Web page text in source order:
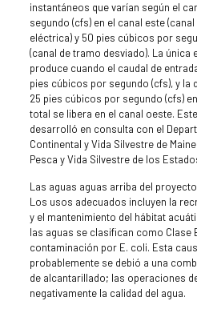
instantáneos que varían según el
segundo (cfs) en el canal este
eléctrica) y 50 pies cúbicos por
(canal de tramo desviado). La
produce cuando el caudal de
pies cúbicos por segundo (cfs), y la
25 pies cúbicos por segundo (cfs)
total se libera en el canal oeste.
desarrolló en consulta con el
Continental y Vida Silvestre de
Pesca y Vida Silvestre de los
Las aguas aguas arriba del
Los usos adecuados incluyen la
y el mantenimiento del hábitat
las aguas se clasifican como Clase
contaminación por E. coli. Esta
probablemente se debió a una
de alcantarillado; las operaciones
negativamente la calidad del agua.